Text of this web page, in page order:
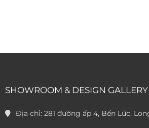
SHOWROOM & DESIGN
Địa chỉ: 281 đường ấp 4, Bến Lức,